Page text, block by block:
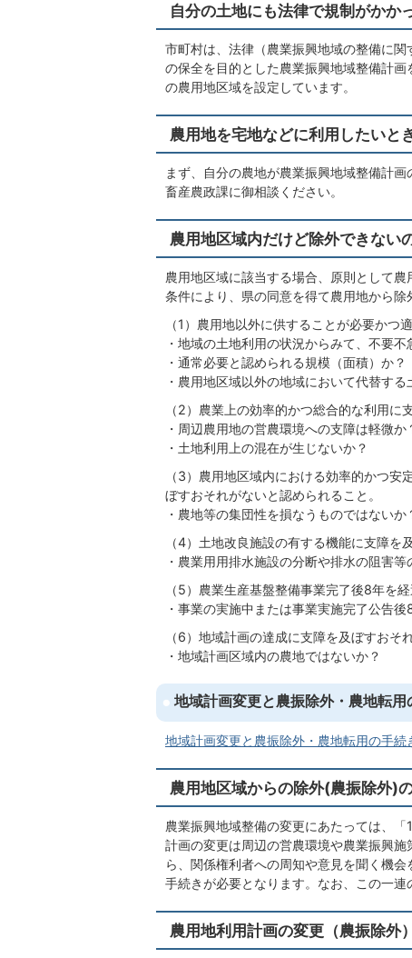
自分の土地にも法律で規制がかか
市町村は、法律（農業振興地域の整備に
の保全を目的とした農業振興地域整備計
の農用地区域を設定しています。
農用地を宅地などに利用したいと
まず、自分の農地が農業振興地域整備計
畜産農政課に御相談ください。
農用地区域内だけど除外できない
農用地区域に該当する場合、原則として
条件により、県の同意を得て農用地から除
（1）農用地以外に供することが必要かつ
・地域の土地利用の状況からみて、不要
・通常必要と認められる規模（面積）か？
・農用地区域以外の地域において代替する
（2）農業上の効率的かつ総合的な利用に
・周辺農用地の営農環境への支障は軽微か
・土地利用上の混在が生じないか？
（3）農用地区域内における効率的かつ
ぼすおそれがないと認められること。
・農地等の集団性を損なうものではないか
（4）土地改良施設の有する機能に支障を
・農業用用排水施設の分断や排水の阻害等
（5）農業生産基盤整備事業完了後8年を経
・事業の実施中または事業実施完了公告
（6）地域計画の達成に支障を及ぼすおそ
・地域計画区域内の農地ではないか？
地域計画変更と農振除外・農地転用
地域計画変更と農振除外・農地転用の手
農用地区域からの除外(農振除外)
農業振興地域整備の変更にあたっては、
計画の変更は周辺の営農環境や農業振興
ら、関係権利者への周知や意見を聞く機
手続きが必要となります。なお、この一連
農用地利用計画の変更（農振除外